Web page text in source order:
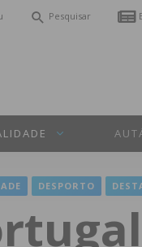
Pesquisar
DESPORTO